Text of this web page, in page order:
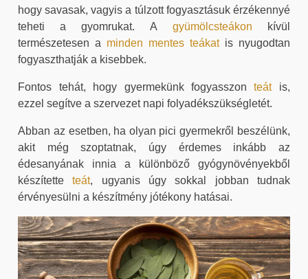
hogy savasak, vagyis a túlzott fogyasztásuk érzékennyé
teheti a gyomrukat. A gyümölcsteákon kívül
természetesen a minden mentes teákatis nyugodtan
fogyaszthatják a kisebbek.
Fontos tehát, hogy gyermekünk fogyasszonteátis,
ezzel segítve a szervezet napi folyadékszükségletét.
Abban az esetben, ha olyan pici gyermekről beszélünk,
akit még szoptatnak, úgy érdemes inkább az
édesanyának innia a különböző gyógynövényekből
készítetteteát, ugyanis úgy sokkal jobban tudnak
érvényesülni a készítmény jótékony hatásai.